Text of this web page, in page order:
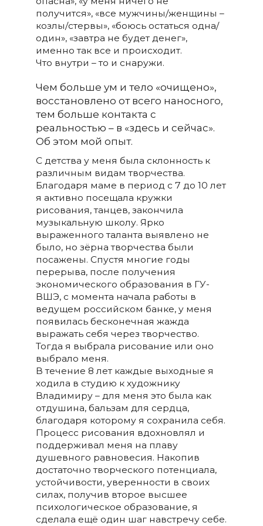
получится», «все мужчины/женщины –
козлы/стервы», «боюсь остаться одна/
один», «завтра не будет денег»,
именно так все и происходит.
Что внутри – то и снаружи.
Чем больше ум и тело «очищено»,
восстановлено от всего наносного,
тем больше контакта с
реальностью – в «здесь и сейчас».
Об этом мой опыт.
С детства у меня была склонность к
различным видам творчества.
Благодаря маме в период с 7 до 10 лет
я активно посещала кружки
рисования, танцев, закончила
музыкальную школу. Ярко
выраженного таланта выявлено не
было, но зёрна творчества были
посажены. Спустя многие годы
перерыва, после получения
экономического образования в ГУ-
ВШЭ, с момента начала работы в
ведущем российском банке, у меня
появилась бесконечная жажда
выражать себя через творчество.
Тогда я выбрала рисование или оно
выбрало меня.
В течение 8 лет каждые выходные я
ходила в студию к художнику
Владимиру – для меня это была как
отдушина, бальзам для сердца,
благодаря которому я сохранила себя.
Процесс рисования вдохновлял и
поддерживал меня на плаву
душевного равновесия. Накопив
достаточно творческого потенциала,
устойчивости, уверенности в своих
силах, получив второе высшее
психологическое образование, я
сделала ещё один шаг навстречу себе.